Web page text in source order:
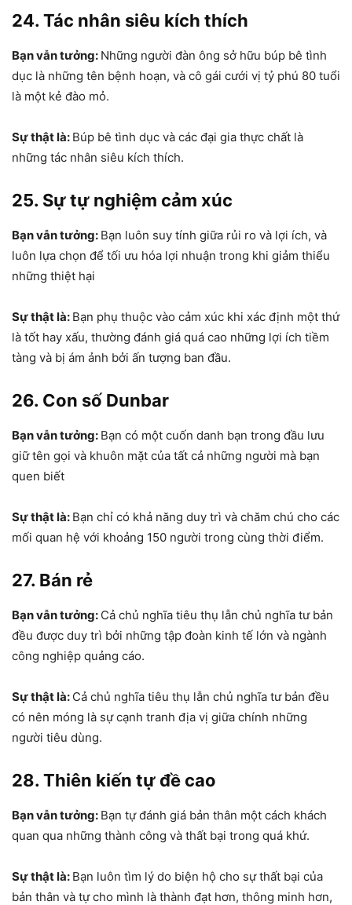
24. Tác nhân siêu kích thích
Bạn vẫn tưởng: Những người đàn ông sở hữu búp bê tình
dục là những tên bệnh hoạn, và cô gái cưới vị tỷ phú 80 tuổi
là một kẻ đào mỏ.
Sự thật là: Búp bê tình dục và các đại gia thực chất là
những tác nhân siêu kích thích.
25. Sự tự nghiệm cảm xúc
Bạn vẫn tưởng: Bạn luôn suy tính giữa rủi ro và lợi ích, và
luôn lựa chọn để tối ưu hóa lợi nhuận trong khi giảm thiểu
những thiệt hại
Sự thật là: Bạn phụ thuộc vào cảm xúc khi xác định một thứ
là tốt hay xấu, thường đánh giá quá cao những lợi ích tiềm
tàng và bị ám ảnh bởi ấn tượng ban đầu.
26. Con số Dunbar
Bạn vẫn tưởng: Bạn có một cuốn danh bạn trong đầu lưu
giữ tên gọi và khuôn mặt của tất cả những người mà bạn
quen biết
Sự thật là: Bạn chỉ có khả năng duy trì và chăm chú cho các
mối quan hệ với khoảng 150 người trong cùng thời điểm.
27. Bán rẻ
Bạn vẫn tưởng: Cả chủ nghĩa tiêu thụ lẫn chủ nghĩa tư bản
đều được duy trì bởi những tập đoàn kinh tế lớn và ngành
công nghiệp quảng cáo.
Sự thật là: Cả chủ nghĩa tiêu thụ lẫn chủ nghĩa tư bản đều
có nên móng là sự cạnh tranh địa vị giữa chính những
người tiêu dùng.
28. Thiên kiến tự đề cao
Bạn vẫn tưởng: Bạn tự đánh giá bản thân một cách khách
quan qua những thành công và thất bại trong quá khứ.
Sự thật là: Bạn luôn tìm lý do biện hộ cho sự thất bại của
bản thân và tự cho mình là thành đạt hơn, thông minh hơn,